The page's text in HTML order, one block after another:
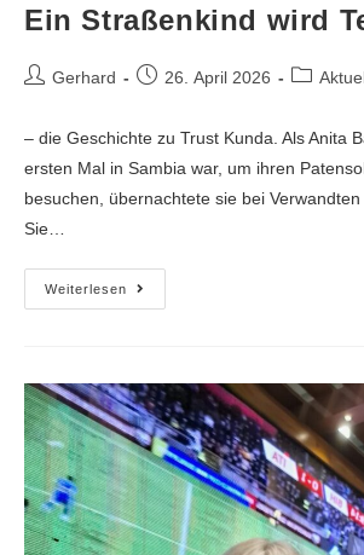
Ein Straßenkind wird
Gerhard 26. April 2026
– die Geschichte zu Trust Kunda. Als Anita
ersten Mal in Sambia war, um ihren
besuchen, übernachtete sie bei
Sie…
Weiterlesen